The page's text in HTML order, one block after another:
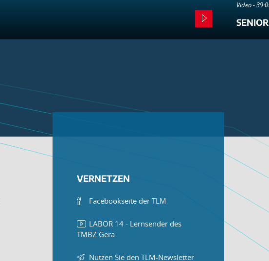
Video -
VERNETZEN
Facebookseite der TLM
LABOR 14 - Lernsender des
TMBZ Gera
Nutzen Sie den TLM-Newsletter